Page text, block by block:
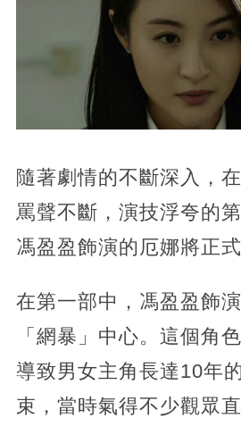
隨著劇情的不斷深入，
罵聲不斷，演技浮夸的
馮盈盈飾演的厄娜將正式
在第一部中，馮盈盈飾
「網暴」中心。這個角
導致男女主角長達10年
束，當時氣得不少觀眾直